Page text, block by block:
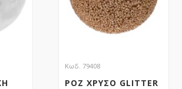
Κωδ. 79408
ΡΟΖ ΧΡΥΣΟ GLITTER